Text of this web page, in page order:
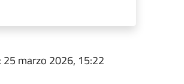
: 25 marzo 2026, 15:22